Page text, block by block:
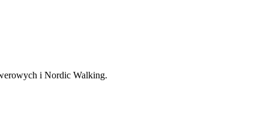
i Nordic Walking.